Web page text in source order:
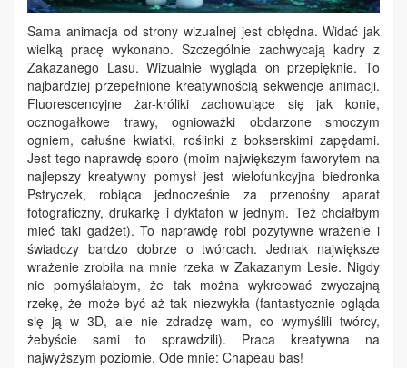
Sama animacja od strony wizualnej jest obłędna. Widać jak
wielką pracę wykonano. Szczególnie zachwycają kadry z
Zakazanego Lasu. Wizualnie wygląda on przepięknie. To
najbardziej przepełnione kreatywnością sekwencje animacji.
Fluorescencyjne żar-króliki zachowujące się jak konie,
ocznogałkowe trawy, ognioważki obdarzone smoczym
ogniem, całuśne kwiatki, roślinki z bokserskimi zapędami.
Jest tego naprawdę sporo (moim największym faworytem na
najlepszy kreatywny pomysł jest wielofunkcyjna biedronka
Pstryczek, robiąca jednocześnie za przenośny aparat
fotograficzny, drukarkę i dyktafon w jednym. Też chciałbym
mieć taki gadżet). To naprawdę robi pozytywne wrażenie i
świadczy bardzo dobrze o twórcach. Jednak największe
wrażenie zrobiła na mnie rzeka w Zakazanym Lesie. Nigdy
nie pomyślałabym, że tak można wykreować zwyczajną
rzekę, że może być aż tak niezwykła (fantastycznie ogląda
się ją w 3D, ale nie zdradzę wam, co wymyślili twórcy,
żebyście sami to sprawdzili). Praca kreatywna na
najwyższym poziomie. Ode mnie: Chapeau bas!